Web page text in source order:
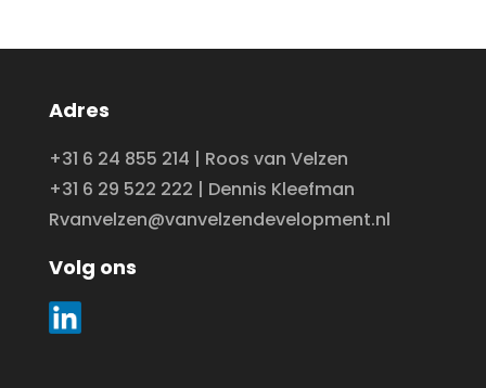
Adres
+31 6 24 855 214 | Roos van Velzen
+31 6 29 522 222 | Dennis Kleefman
Rvanvelzen@vanvelzendevelopment.nl
Volg ons